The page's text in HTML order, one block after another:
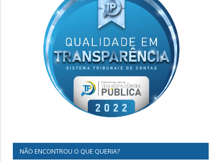
NÃO ENCONTROU O QUE QUERIA?